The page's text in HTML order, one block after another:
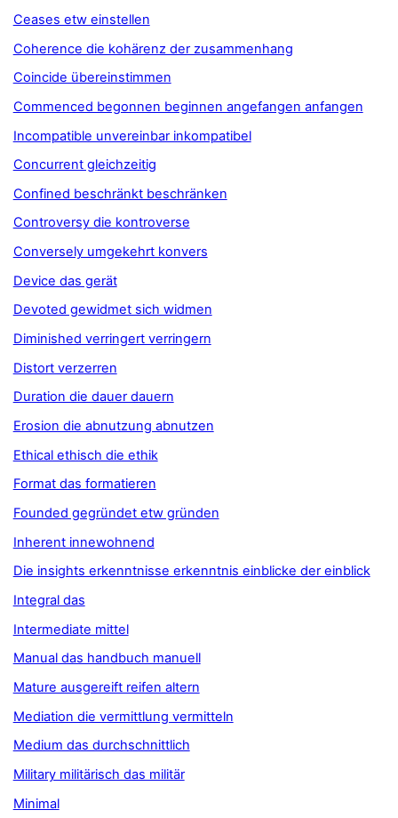
Ceases etw einstellen
Coherence die kohärenz der zusammenhang
Coincide übereinstimmen
Commenced begonnen beginnen angefangen anfangen
Incompatible unvereinbar inkompatibel
Concurrent gleichzeitig
Confined beschränkt beschränken
Controversy die kontroverse
Conversely umgekehrt konvers
Device das gerät
Devoted gewidmet sich widmen
Diminished verringert verringern
Distort verzerren
Duration die dauer dauern
Erosion die abnutzung abnutzen
Ethical ethisch die ethik
Format das formatieren
Founded gegründet etw gründen
Inherent innewohnend
Die insights erkenntnisse erkenntnis einblicke der einblick
Integral das
Intermediate mittel
Manual das handbuch manuell
Mature ausgereift reifen altern
Mediation die vermittlung vermitteln
Medium das durchschnittlich
Military militärisch das militär
Minimal